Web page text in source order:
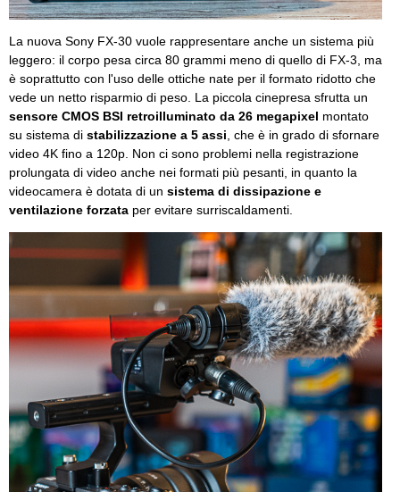
La nuova Sony FX-30 vuole rappresentare anche un sistema più
leggero: il corpo pesa circa 80 grammi meno di quello di FX-3, ma
è soprattutto con l'uso delle ottiche nate per il formato ridotto che
vede un netto risparmio di peso. La piccola cinepresa sfrutta un
sensore CMOS BSI retroilluminato da 26 megapixel montato
su sistema di stabilizzazione a 5 assi, che è in grado di sfornare
video 4K fino a 120p. Non ci sono problemi nella registrazione
prolungata di video anche nei formati più pesanti, in quanto la
videocamera è dotata di un sistema di dissipazione e
ventilazione forzata per evitare surriscaldamenti.